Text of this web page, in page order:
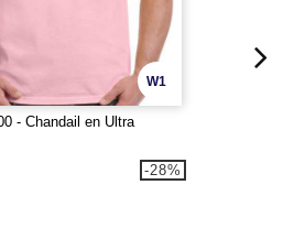
W1
- Chandail en Ultra
-28%